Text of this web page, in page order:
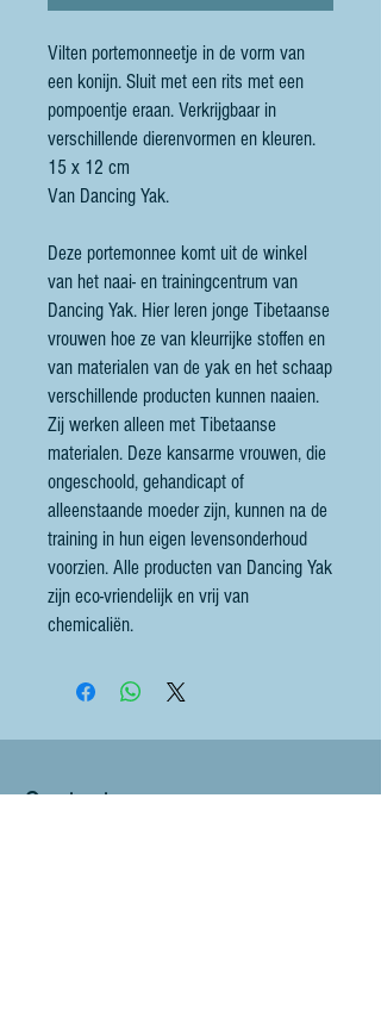
Vilten portemonneetje in de vorm van
een konijn. Sluit met een rits met een
pompoentje eraan. Verkrijgbaar in
verschillende dierenvormen en kleuren.
15 x 12 cm
Van Dancing Yak.
Deze portemonnee komt uit de winkel
van het naai- en trainingcentrum van
Dancing Yak. Hier leren jonge Tibetaanse
vrouwen hoe ze van kleurrijke stoffen en
van materialen van de yak en het schaap
verschillende producten kunnen naaien.
Zij werken alleen met Tibetaanse
materialen. Deze kansarme vrouwen, die
ongeschoold, gehandicapt of
alleenstaande moeder zijn, kunnen na de
training in hun eigen levensonderhoud
voorzien. Alle producten van Dancing Yak
zijn eco-vriendelijk en vrij van
chemicaliën.
Contact